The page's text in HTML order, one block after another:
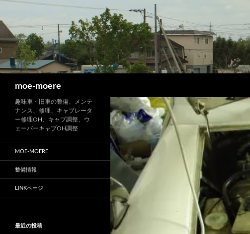
moe-moere
趣味車・旧車の整備、メンテ
ナンス、修理、キャブレータ
ー修理OH、キャブ調整、ウ
ェーバーキャブOH調整
MOE-MOERE
整備情報
LINKページ
最近の投稿